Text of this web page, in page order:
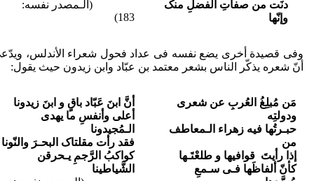
دنَت من صفاتِ الفضلِ منک
وإنّها
(الـمصدر نفسه:
183)
وفی قصیدة أخری یضع نفسه فی عداد فحول شعراء الأندلس،
أنّ شعره یذکّر الناس بشعر معتمد بن عبّاد وابن زیدون حیث یقول:
مَن مُبلِغُ العُربِ عن شعری
ودولتِه
حبـرتُها فیه زهراء الـمعاطف
من
إذا رأیتَ قوافیها و طلعْتَـها
کأنّ ألفاظَها فـی سـمعِ
أنَّ ابنَ عَبّاد باقٍ و ابنَ زیدونا
أعلى وأنفسِ ما یهدی
الـمُجیدونا
فقد رأت مقلتاک البحـرَ والنّونا
کواکبُ الرَّجمِ یـحرقن
الشَّیاطینا